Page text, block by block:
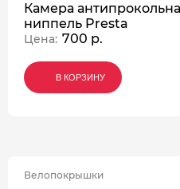
Камера
ниппель Presta
Цена: 700 р.
В КОРЗИНУ
В КОРЗИНУ
В КОРЗИНУ
Велопокрышки